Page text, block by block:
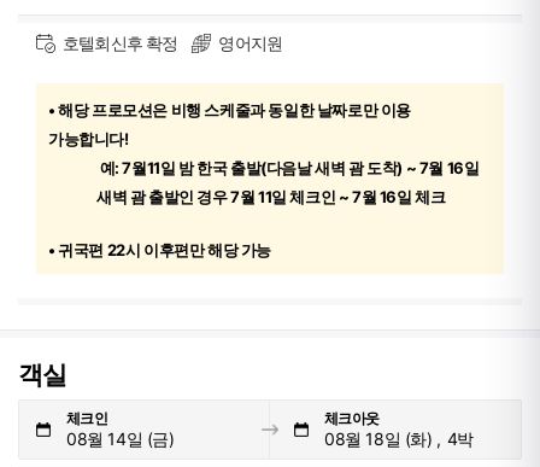
호텔회신후 확정 영어지원
• 해당 프로모션은 비행 스케줄과 동일한 날짜로만 이용
가능합니다!
예: 7월11일 밤 한국 출발(다음날 새벽 괌 도착) ~ 7월 16일
새벽 괌 출발인 경우 7월 11일 체크인 ~ 7월 16일 체크
• 귀국편 22시 이후편만 해당 가능
객실
체크인
08월 14일 (금)
체크아웃
08월 18일 (화) 4박